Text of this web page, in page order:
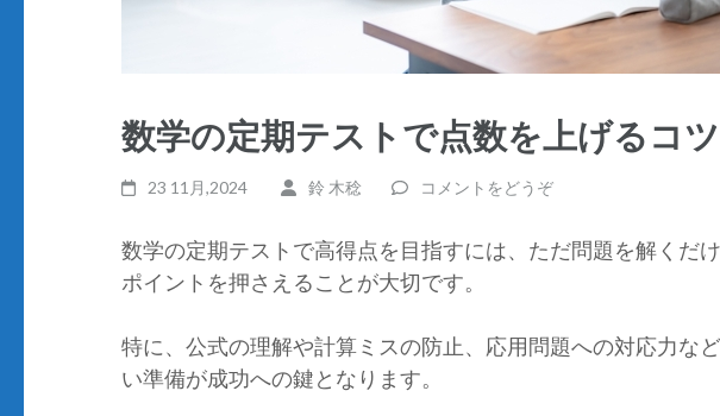
数学の定期テストで点数を上げるコ
23 11月,2024 鈴 木稔 コメントをどうぞ
数学の定期テストで高得点を目指すには、ただ問題を解くだ
ポイントを押さえることが大切です。
特に、公式の理解や計算ミスの防止、応用問題への対応力な
い準備が成功への鍵となります。